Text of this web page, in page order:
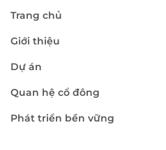
Trang chủ
Giới thiệu
Dự án
Quan hệ cổ đông
Phát triển bền vững